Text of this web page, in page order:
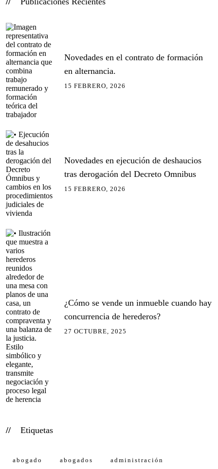
Novedades en el contrato de formación
en alternancia.
15 FEBRERO, 2026
Novedades en ejecución de deshaucios
tras derogación del Decreto Omnibus
15 FEBRERO, 2026
¿Cómo se vende un inmueble cuando hay
concurrencia de herederos?
27 OCTUBRE, 2025
Etiquetas
abogado abogados administración